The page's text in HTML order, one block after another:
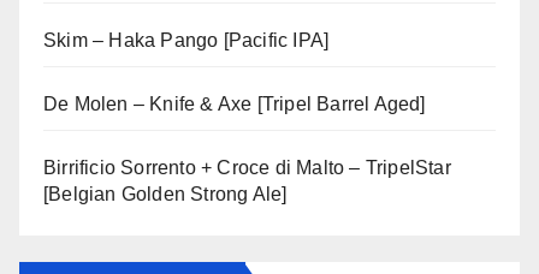
Skim – Haka Pango [Pacific IPA]
De Molen – Knife & Axe [Tripel Barrel Aged]
Birrificio Sorrento + Croce di Malto – TripelStar
[Belgian Golden Strong Ale]